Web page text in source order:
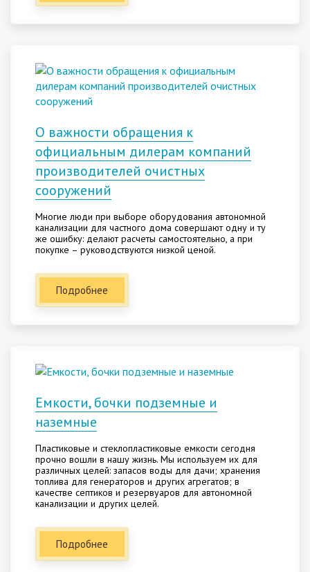
О важности обращения к
официальным дилерам компаний
производителей очистных
сооружений
Многие люди при выборе оборудования автономной
канализации для частного дома совершают одну и ту
же ошибку: делают расчеты самостоятельно, а при
покупке – руководствуются низкой ценой.
Подробнее
Емкости, бочки подземные и
наземные
Пластиковые и стеклопластиковые емкости сегодня
прочно вошли в нашу жизнь. Мы используем их для
различных целей: запасов воды для дачи; хранения
топлива для генераторов и других агрегатов; в
качестве септиков и резервуаров для автономной
канализации и других целей.
Подробнее